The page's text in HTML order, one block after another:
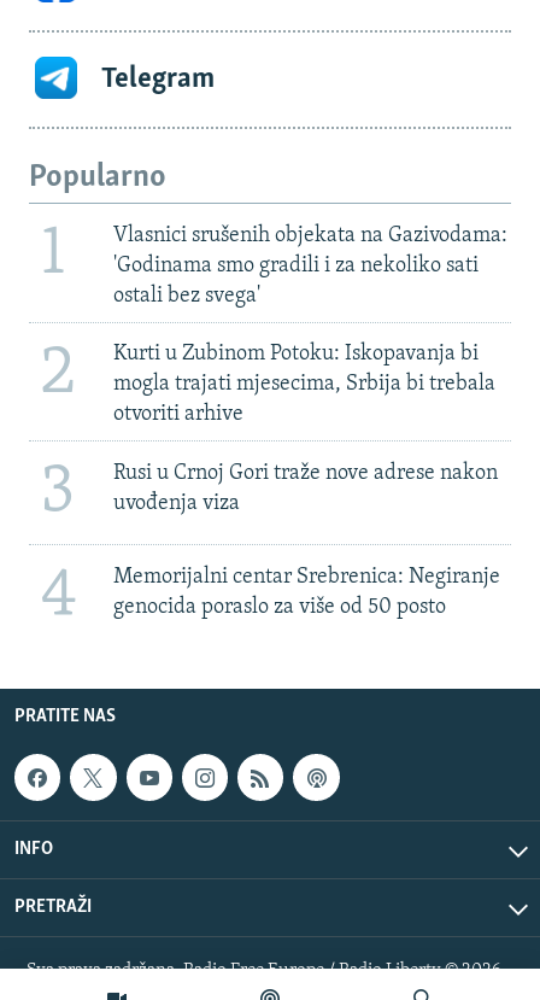
Telegram
Popularno
1
Vlasnici srušenih objekata na Gazivodama:
'Godinama smo gradili i za nekoliko sati
ostali bez svega'
2
Kurti u Zubinom Potoku: Iskopavanja bi
mogla trajati mjesecima, Srbija bi trebala
otvoriti arhive
3
Rusi u Crnoj Gori traže nove adrese nakon
uvođenja viza
4
Memorijalni centar Srebrenica: Negiranje
genocida poraslo za više od 50 posto
PRATITE NAS
INFO
PRETRAŽI
Sva prava zadržana. Radio Free Europe / Radio Liberty © 2026
RFE/RL, Inc.